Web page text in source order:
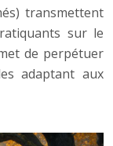
transmettent
sur le
de perpétuer
adaptant aux